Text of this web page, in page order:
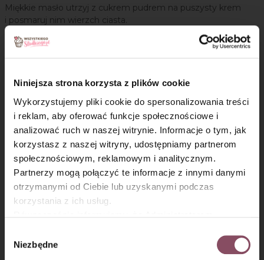
Niniejsza strona korzysta z plików cookie
Wykorzystujemy pliki cookie do spersonalizowania treści
i reklam, aby oferować funkcje społecznościowe i
analizować ruch w naszej witrynie. Informacje o tym, jak
korzystasz z naszej witryny, udostępniamy partnerom
społecznościowym, reklamowym i analitycznym.
Partnerzy mogą połączyć te informacje z innymi danymi
otrzymanymi od Ciebie lub uzyskanymi podczas
korzystania z ich usług.
Gdańsk (80-339) adres: Dickmana 14/15 więcej
informacji o przetwarzaniu danych osobowych oraz
zgody
Niezbędne
Miękkie masło utrzyj z cukrem pudrem na puszysty krem
i posmaruj nim wierzch ciasta.
Krok 5
oprószonym cukrem pudrem blacie. Formą, w której
wcześniej był pieczony piernik, odciśnij na nim okrąg.
Nożykiem do pizzy wytnij równe brzegi. Na środku wytnij
foremką kształt śnieżynki.
Lukier plastyczny biały Dr.
Oetkera
Masę cukrową możesz przygotować
udekorowanie tortów i ciast!
×